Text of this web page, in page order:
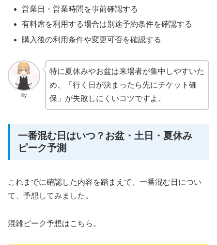
営業日・営業時間を事前確認する
有料席を利用する場合は別途予約条件を確認する
購入後の利用条件や変更可否を確認する
lily
特に夏休みやお盆は来場者が集中しやすいた
め、「行く日が決まったら先にチケット確
保」が失敗しにくいコツですよ。
一番混む日はいつ？お盆・土日・夏休み
ピーク予測
これまでに確認した内容を踏まえて、一番混む日につい
て、予想してみました。
混雑ピーク予想はこちら。